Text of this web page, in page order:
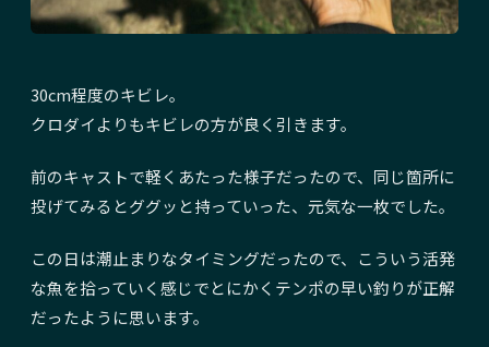
30cm程度のキビレ。
クロダイよりもキビレの方が良く引きます。
前のキャストで軽くあたった様子だったので、同じ箇所に
投げてみるとググッと持っていった、元気な一枚でした。
この日は潮止まりなタイミングだったので、こういう活発
な魚を拾っていく感じでとにかくテンポの早い釣りが正解
だったように思います。